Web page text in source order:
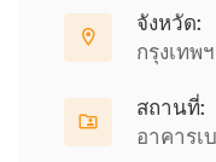
จังหวัด:
กรุงเทพฯ
สถานที่:
อาคารเ